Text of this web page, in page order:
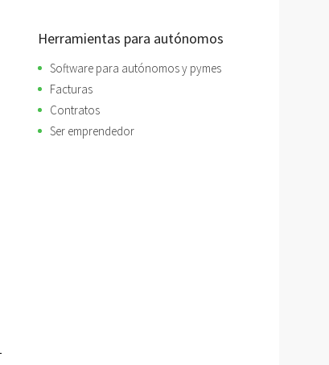
Herramientas para autónomos
Software para autónomos y pymes
Facturas
Contratos
Ser emprendedor